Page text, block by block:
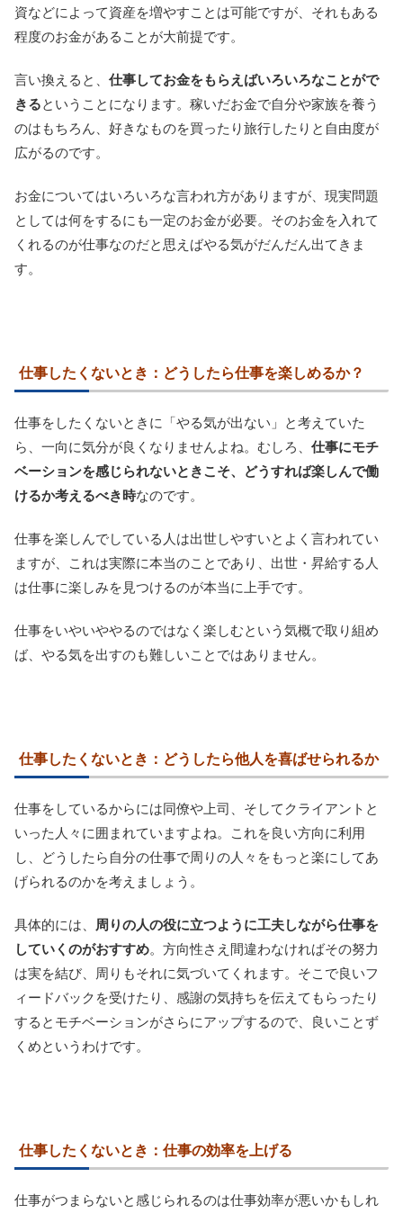
資などによって資産を増やすことは可能ですが、それもある
程度のお金があることが大前提です。
言い換えると、 仕事してお金をもらえばいろいろなことがで
きるということになります。稼いだお金で自分や家族を養う
のはもちろん、好きなものを買ったり旅行したりと自由度が
広がるのです。
お金についてはいろいろな言われ方がありますが、現実問題
としては何をするにも一定のお金が必要。そのお金を入れて
くれるのが仕事なのだと思えばやる気がだんだん出てきま
す。
仕事したくないとき：どうしたら仕事を楽しめるか？
仕事をしたくないときに「やる気が出ない」と考えていた
ら、一向に気分が良くなりませんよね。むしろ、 仕事にモチ
ベーションを感じられないときこそ、どうすれば楽しんで働
けるか考えるべき時なのです。
仕事を楽しんでしている人は出世しやすいとよく言われてい
ますが、これは実際に本当のことであり、出世・昇給する人
は仕事に楽しみを見つけるのが本当に上手です。
仕事をいやいややるのではなく楽しむという気概で取り組め
ば、やる気を出すのも難しいことではありません。
仕事したくないとき：どうしたら他人を喜ばせられるか
仕事をしているからには同僚や上司、そしてクライアントと
いった人々に囲まれていますよね。これを良い方向に利用
し、どうしたら自分の仕事で周りの人々をもっと楽にしてあ
げられるのかを考えましょう。
具体的には、
周りの人の役に立つように工夫しながら仕事を
していくのがおすすめ。方向性さえ間違わなければその努力
は実を結び、周りもそれに気づいてくれます。そこで良いフ
ィードバックを受けたり、感謝の気持ちを伝えてもらったり
するとモチベーションがさらにアップするので、良いことず
くめというわけです。
仕事したくないとき：仕事の効率を上げる
仕事がつまらないと感じられるのは仕事効率が悪いかもしれ